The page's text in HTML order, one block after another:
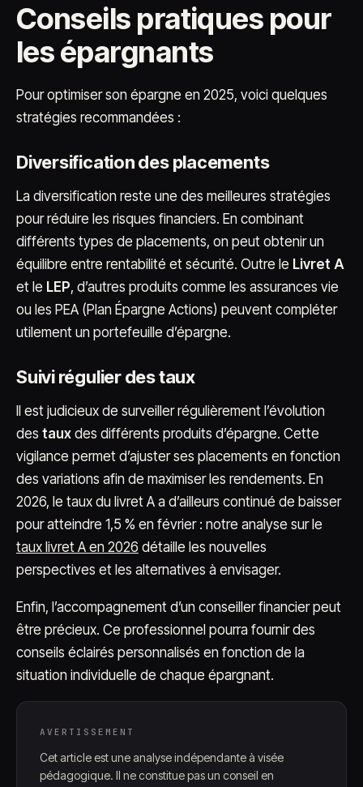
Conseils pratiques pour
les épargnants
Pour optimiser son épargne en 2025, voici quelques
stratégies recommandées :
Diversification des placements
La diversification reste une des meilleures stratégies
pour réduire les risques financiers. En combinant
différents types de placements, on peut obtenir un
équilibre entre rentabilité et sécurité. Outre le Livret A
et le LEP, d’autres produits comme les assurances vie
ou les PEA (Plan Épargne Actions) peuvent compléter
utilement un portefeuille d’épargne.
Suivi régulier des taux
Il est judicieux de surveiller régulièrement l’évolution
des taux des différents produits d’épargne. Cette
vigilance permet d’ajuster ses placements en fonction
des variations afin de maximiser les rendements. En
2026, le taux du livret A a d’ailleurs continué de baisser
pour atteindre 1,5 % en février : notre analyse sur le
taux livret A en 2026 détaille les nouvelles
perspectives et les alternatives à envisager.
Enfin, l’accompagnement d’un conseiller financier peut
être précieux. Ce professionnel pourra fournir des
conseils éclairés personnalisés en fonction de la
situation individuelle de chaque épargnant.
AVERTISSEMENT
Cet article est une analyse indépendante à visée
pédagogique. Il ne constitue pas un conseil en